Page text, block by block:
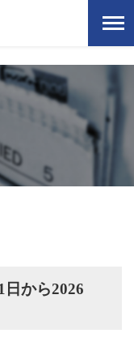
日から2026